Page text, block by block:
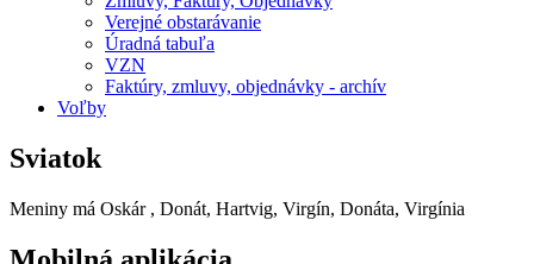
Verejné obstarávanie
Úradná tabuľa
VZN
Faktúry, zmluvy, objednávky - archív
Voľby
Sviatok
Meniny má Oskár , Donát, Hartvig, Virgín, Donáta, Virgínia